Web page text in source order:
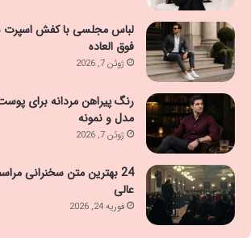
فوق العاده
ژوئن 7, 2026
مدل و نمونه
ژوئن 7, 2026
عالی
فوریه 24, 2026